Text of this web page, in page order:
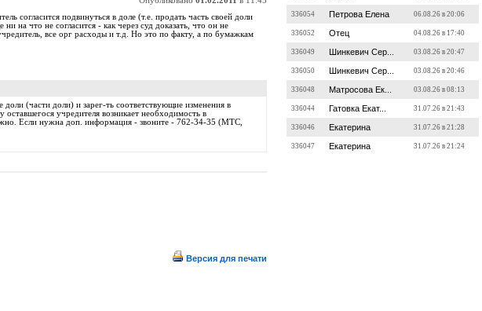
согласится подвинуться в доле (т.е. продать часть своей доли
на что не согласится - как через суд доказать, что он не
все орг расходы и т.д. Но это по факту, а по бумажкам
(части доли) и зарег-ть соответствующие изменения в
оставшегося учредителя возникает необходимость в
Если нужна доп. информация - звоните - 762-34-35 (МТС,
Версия для печати
336054 Петрова Елена 06.08.26 в 20:06
336052 Отец 04.08.26 в 17:40
336049 Шинкевич Сер... 03.08.26 в 20:47
336050 Шинкевич Сер... 03.08.26 в 20:46
336048 Матросова Ек... 03.08.26 в 08:13
336044 Гатовка Екат... 31.07.26 в 21:43
336046 Екатерина 31.07.26 в 21:28
336047 Екатерина 31.07.26 в 21:24